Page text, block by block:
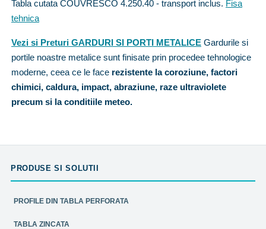
Tabla cutata COUVRESCO 4.250.40 - transport inclus. Fisa
tehnica
Vezi si Preturi GARDURI SI PORTI METALICE Gardurile si
portile noastre metalice sunt finisate prin procedee tehnologice
moderne, ceea ce le face rezistente la coroziune, factori
chimici, caldura, impact, abraziune, raze ultraviolete
precum si la conditiile meteo.
PRODUSE SI SOLUTII
PROFILE DIN TABLA PERFORATA
TABLA ZINCATA